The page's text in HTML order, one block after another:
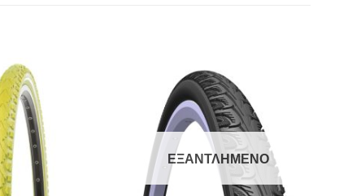
στην λίστα
επιθυμιών
ΕΞΑΝΤΛΗΜΈΝΟ